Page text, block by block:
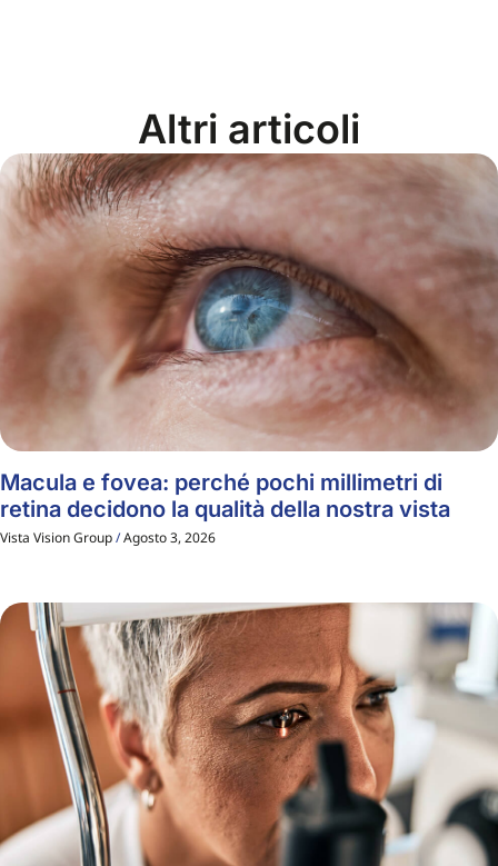
Altri articoli
Macula e fovea: perché pochi millimetri di
retina decidono la qualità della nostra vista
Vista Vision Group Agosto 3, 2026